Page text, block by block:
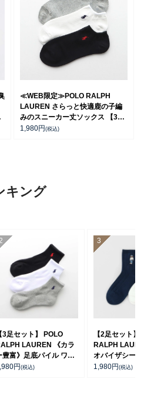
≪WEB限定≫POLO RALPH
LAUREN さらっと快適鹿の子編
みのスニーカー丈ソックス 【3足
セット】 ワンポイント メンズ レ
1,980円 (税込)
キング
【3足セット】 POLO
LAUREN 《カラ
豊富》足底パイル ワン
イントソックス ショー
円(税込)
【2足セット】
RALPH
オバイザシー
ア オーガニッ
1,980円(税込)